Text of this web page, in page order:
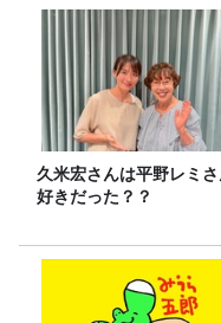
久米宏さんは平野レミ
好きだった？？